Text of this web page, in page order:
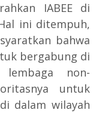
IABEE di
ini ditempuh,
bahwa
bergabung di
non-
untuk
dalam wilayah